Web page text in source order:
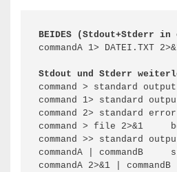
BEIDES (Stdout+Stderr
commandA 1> DATEI.TXT
Stdout und Stderr
command > standard
command 1> standard
command 2> standard
command > file 2>&1	beides (standard und error) output umleiten
command >> standard
commandA | commandB	standard output weiterreichen
commandA 2>&1 | commandB	beides (standard und error) output weiterreichen